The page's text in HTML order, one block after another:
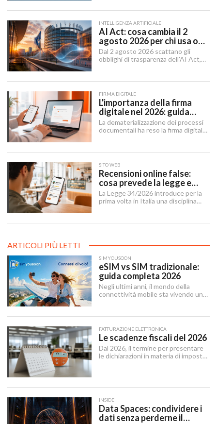
"Quale modello dobbiamo usare?".
INTELLIGENZA ARTIFICIALE
AI Act: cosa cambia il 2
agosto 2026 per chi usa o
integra l'AI
Dal 2 agosto 2026 scattano gli
obblighi di trasparenza dell'AI Act,
rinviato quelli sui sistemi ad alto
FIRMA DIGITALE
L'importanza della firma
digitale nel 2026: guida
completa per aziende e
professionisti
La dematerializzazione dei processi
documentali ha reso la firma digitale
SITO WEB
Recensioni online false:
cosa prevede la legge e
cosa possono fare le
imprese
La Legge 34/2026 introduce per la
prima volta in Italia una disciplina
ristorazione e del turismo.
ARTICOLI PIÙ LETTI
SIMYOUSOON
eSIM vs SIM tradizionale:
guida completa 2026
Negli ultimi anni, il mondo della
connettività mobile sta vivendo una
di embedded SIM — sta sostituendo
offrendo maggiore flessibilità e un
approccio più moderno alla gestione
delle linee mobili.
FATTURAZIONE ELETTRONICA
Le scadenze fiscali del 2026
Dal 2026, il termine per presentare
le dichiarazioni in materia di imposte
le stesse si riferiscono.
INSIDE
Data Spaces: condividere i
dati senza perderne il